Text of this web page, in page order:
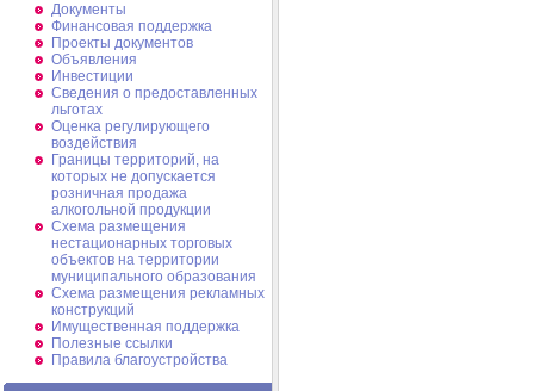
Документы
Финансовая поддержка
Проекты документов
Объявления
Инвестиции
Сведения о предоставленных
льготах
Оценка регулирующего
воздействия
Границы территорий, на
которых не допускается
розничная продажа
алкогольной продукции
Схема размещения
нестационарных торговых
объектов на территории
муниципального образования
Схема размещения рекламных
конструкций
Имущественная поддержка
Полезные ссылки
Правила благоустройства